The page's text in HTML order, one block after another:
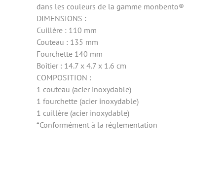
dans les couleurs de la gamme monbento®
DIMENSIONS :
Cuillère : 110 mm
Couteau : 135 mm
Fourchette 140 mm
Boîtier : 14.7 x 4.7 x 1.6 cm
COMPOSITION :
1 couteau (acier inoxydable)
1 fourchette (acier inoxydable)
1 cuillère (acier inoxydable)
*Conformément à la réglementation